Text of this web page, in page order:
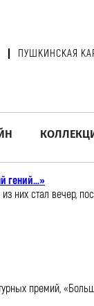
ПУШКИНСКАЯ
гений…»
них стал вечер,
премий,